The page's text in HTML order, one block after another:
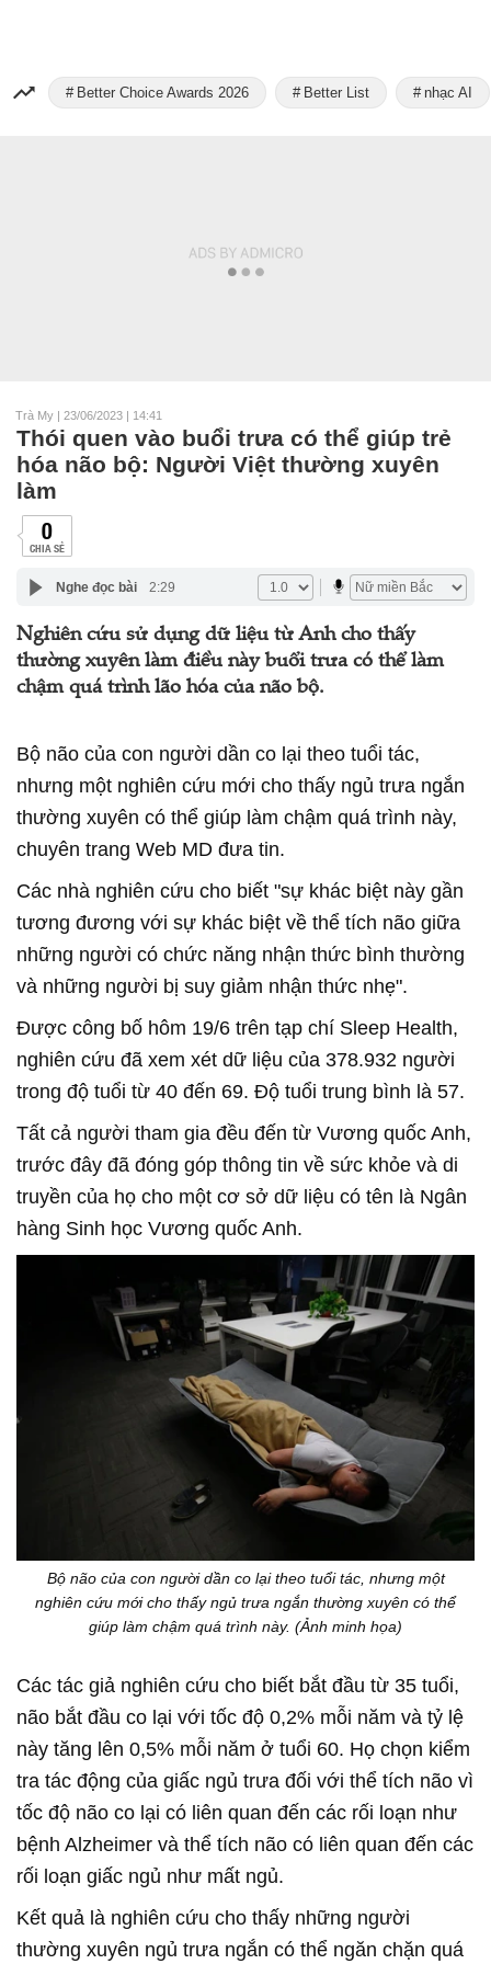
Better Choice Awards 2026 Better List nhạc AI
Trà My | 23/06/2023 | 14:41
Thói quen vào buổi trưa có thể giúp trẻ
hóa não bộ: Người Việt thường xuyên
làm
0
CHIA SẺ
Nghe đọc bài 2:29
Nghiên cứu sử dụng dữ liệu từ Anh cho thấy
thường xuyên làm điều này buổi trưa có thể làm
chậm quá trình lão hóa của não bộ.
Bộ não của con người dần co lại theo tuổi tác,
nhưng một nghiên cứu mới cho thấy ngủ trưa ngắn
thường xuyên có thể giúp làm chậm quá trình này,
chuyên trang Web MD đưa tin.
Các nhà nghiên cứu cho biết "sự khác biệt này gần
tương đương với sự khác biệt về thể tích não giữa
những người có chức năng nhận thức bình thường
và những người bị suy giảm nhận thức nhẹ".
Được công bố hôm 19/6 trên tạp chí Sleep Health,
nghiên cứu đã xem xét dữ liệu của 378.932 người
trong độ tuổi từ 40 đến 69. Độ tuổi trung bình là 57.
Tất cả người tham gia đều đến từ Vương quốc Anh,
trước đây đã đóng góp thông tin về sức khỏe và di
truyền của họ cho một cơ sở dữ liệu có tên là Ngân
hàng Sinh học Vương quốc Anh.
Bộ não của con người dần co lại theo tuổi tác, nhưng một
nghiên cứu mới cho thấy ngủ trưa ngắn thường xuyên có thể
giúp làm chậm quá trình này. (Ảnh minh họa)
Các tác giả nghiên cứu cho biết bắt đầu từ 35 tuổi,
não bắt đầu co lại với tốc độ 0,2% mỗi năm và tỷ lệ
này tăng lên 0,5% mỗi năm ở tuổi 60. Họ chọn kiểm
tra tác động của giấc ngủ trưa đối với thể tích não vì
tốc độ não co lại có liên quan đến các rối loạn như
bệnh Alzheimer và thể tích não có liên quan đến các
rối loạn giấc ngủ như mất ngủ.
Kết quả là nghiên cứu cho thấy những người
thường xuyên ngủ trưa ngắn có thể ngăn chặn quá